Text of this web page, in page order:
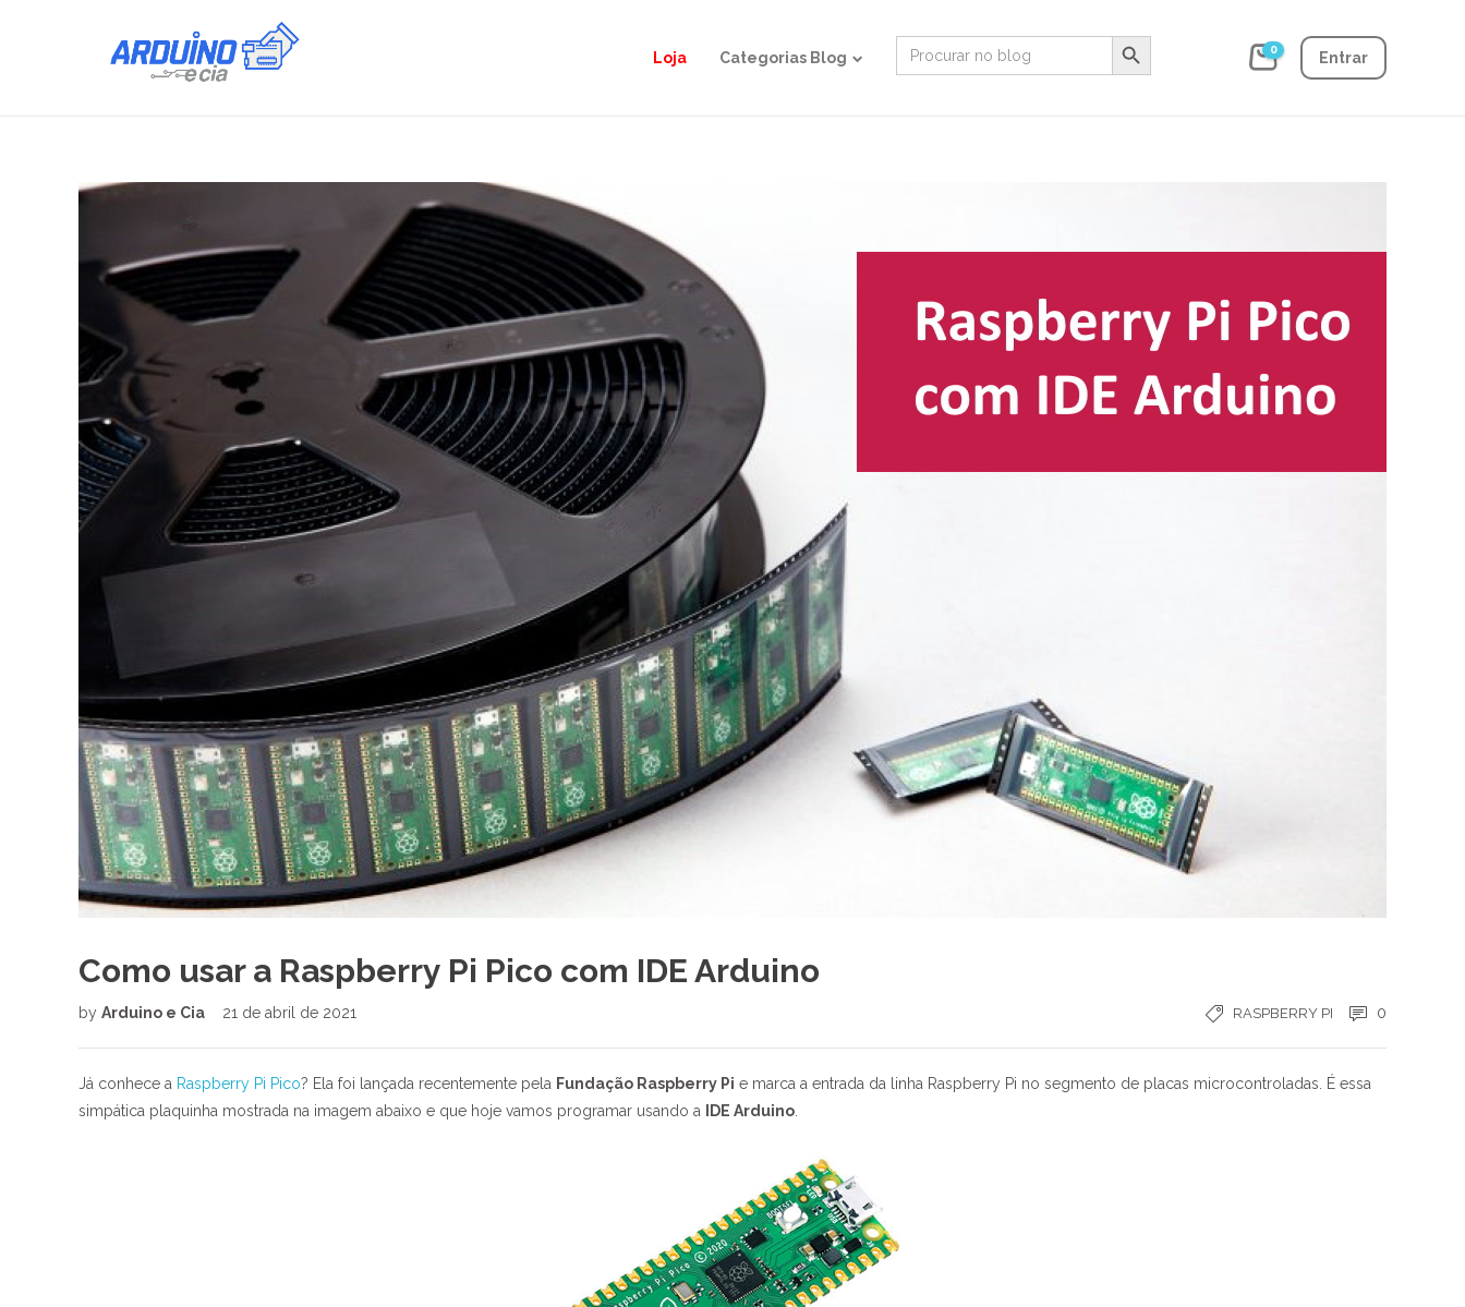
Loja Categorias Blog
Search
for:
Search Button
0 Entrar
Como usar a Raspberry Pi Pico com IDE Arduino
by Arduino e Cia 21 de abril de 2021 RASPBERRY PI 0
Já conhece a Raspberry Pi Pico? Ela foi lançada recentemente pela Fundação Raspberry Pi e marca a entrada da linha Raspberry Pi no segmento de placas microcontroladas. É essa
simpática plaquinha mostrada na imagem abaixo e que hoje vamos programar usando a
IDE Arduino